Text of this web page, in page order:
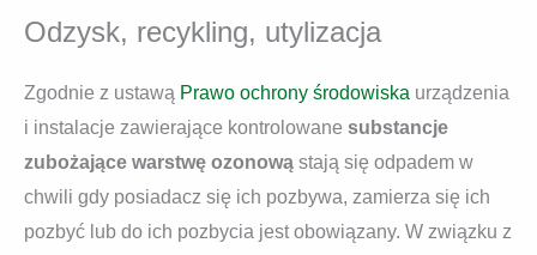
Odzysk, recykling, utylizacja
Zgodnie z ustawą Prawo ochrony środowiska urządzenia
i instalacje zawierające kontrolowane substancje
zubożające warstwę ozonową stają się odpadem w
chwili gdy posiadacz się ich pozbywa, zamierza się ich
pozbyć lub do ich pozbycia jest obowiązany. W związku z